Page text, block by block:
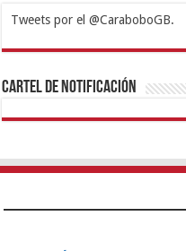
Tweets por el @CaraboboGB.
1xbetBetturkeyBetistKralbet
https://mvbcasino.com/
Cartel de Notificación